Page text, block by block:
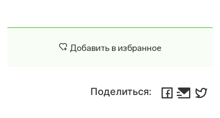
Добавить в избранное
Поделиться: